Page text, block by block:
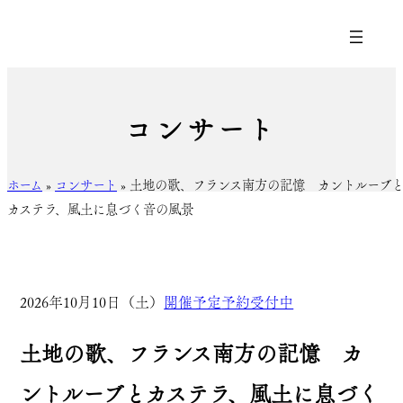
コンサート
ホーム » コンサート » 土地の歌、フランス南方の記憶 カントルーブと
カステラ、風土に息づく音の風景
2026年10月10日（土） 開催予定予約受付中
土地の歌、フランス南方の記憶 カ
ントルーブとカステラ、風土に息づく